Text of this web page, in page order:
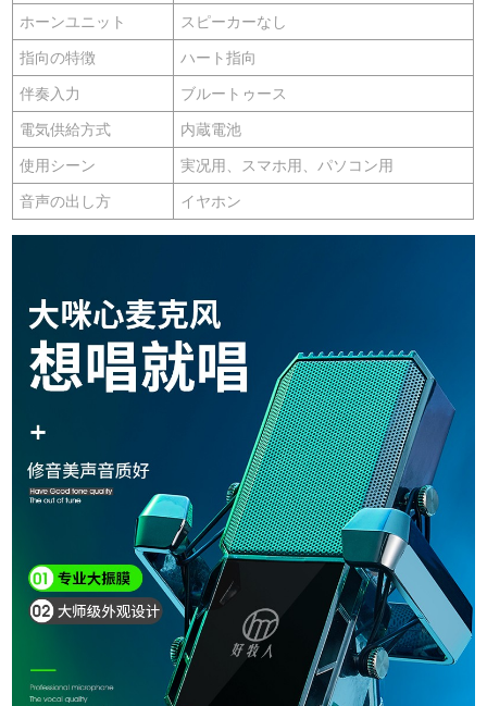
ホーンユニット スピーカーなし
指向の特徴 ハート指向
伴奏入力 ブルートゥース
電気供給方式 内蔵電池
使用シーン 実况用、スマホ用、パソコン用
音声の出し方 イヤホン